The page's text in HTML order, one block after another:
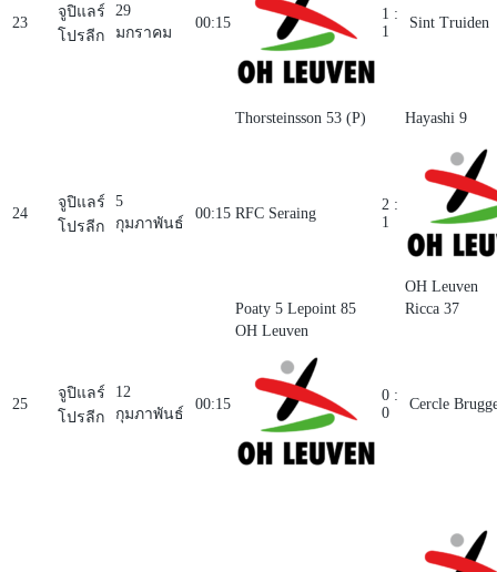
23
จูปิแลร์
โปรลีก
29
มกราคม
00:15
1 :
1
Sint Truiden
Thorsteinsson 53 (P) Hayashi 9
24
จูปิแลร์
โปรลีก
5
กุมภาพันธ์
00:15 RFC Seraing
2 :
1
OH Leuven
Poaty 5 Lepoint 85 Ricca 37
25
จูปิแลร์
โปรลีก
12
กุมภาพันธ์
00:15
OH Leuven
0 :
0
Cercle